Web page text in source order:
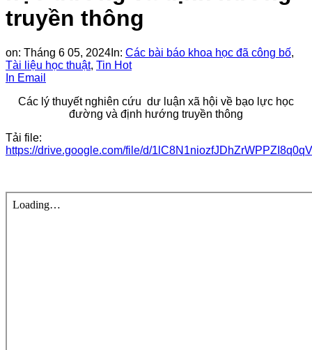
truyền thông
on: Tháng 6 05, 2024 In: Các bài báo khoa học đã công bố,
Tài liệu học thuật, Tin Hot
In Email
Các lý thuyết nghiên cứu dư luận xã hội về bạo lực học
đường và định hướng truyền thông
Tải file:
https://drive.google.com/file/d/